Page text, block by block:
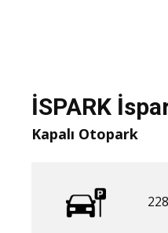
İSPARK
Kapalı Otopark